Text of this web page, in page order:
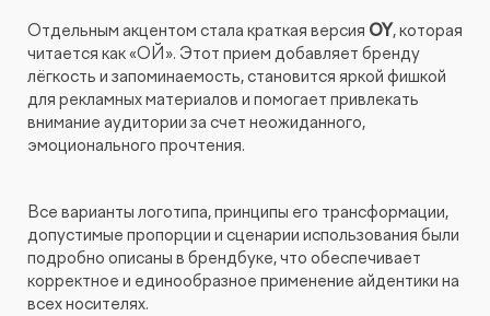
Отдельным акцентом стала краткая версия OY, которая
читается как «ОЙ». Этот прием добавляет бренду
лёгкость и запоминаемость, становится яркой фишкой
для рекламных материалов и помогает привлекать
внимание аудитории за счет неожиданного,
эмоционального прочтения.
Все варианты логотипа, принципы его трансформации,
допустимые пропорции и сценарии использования были
подробно описаны в брендбуке, что обеспечивает
корректное и единообразное применение айдентики на
всех носителях.